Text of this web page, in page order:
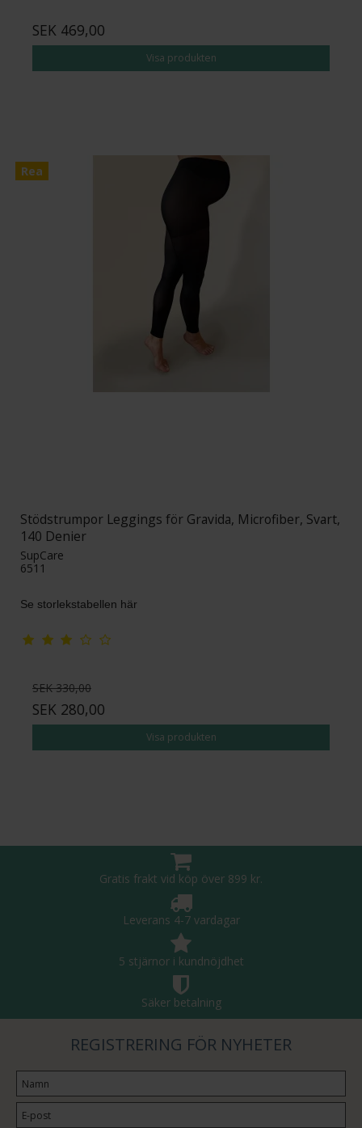
SEK 469,00
Visa produkten
Rea
Stödstrumpor Leggings för Gravida, Microfiber, Svart,
140 Denier
SupCare
6511
Se storlekstabellen här
SEK 330,00
SEK 280,00
Visa produkten
Gratis frakt vid köp över 899 kr.
Leverans 4-7 vardagar
5 stjärnor i kundnöjdhet
Säker betalning
REGISTRERING FÖR NYHETER